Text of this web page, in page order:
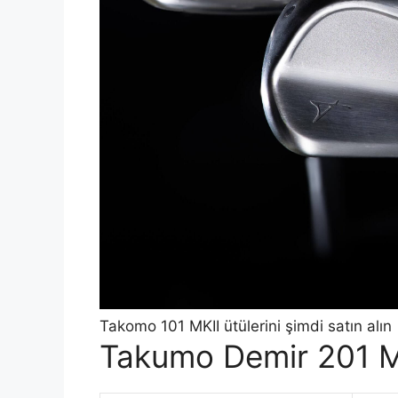
Takomo 101 MKII ütülerini şimdi satın alın
Takumo Demir 201